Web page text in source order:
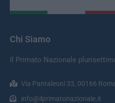
Chi Siamo
Il Primato Nazionale
Via Pantaleoni 33, 00166
info@ilprimatonazionale.it